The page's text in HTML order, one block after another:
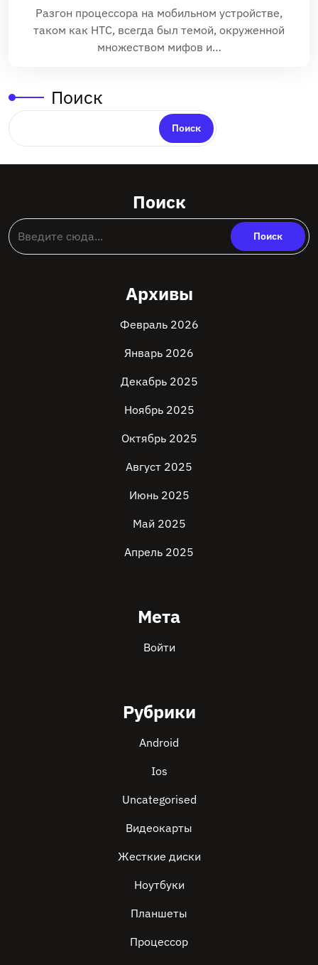
Разгон процессора на мобильном устройстве,
таком как HTC, всегда был темой, окруженной
множеством мифов и…
Поиск
Поиск
Поиск
Архивы
Февраль 2026
Январь 2026
Декабрь 2025
Ноябрь 2025
Октябрь 2025
Август 2025
Июнь 2025
Май 2025
Апрель 2025
Мета
Войти
Рубрики
Android
Ios
Uncategorised
Видеокарты
Жесткие диски
Ноутбуки
Планшеты
Процессор